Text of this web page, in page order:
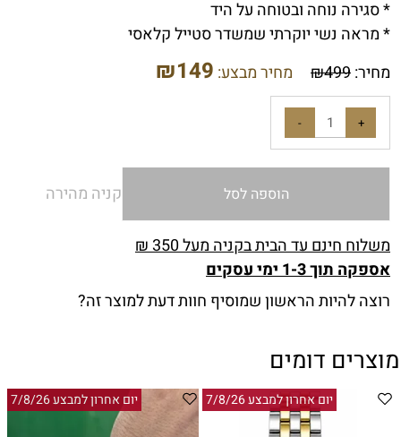
* סגירה נוחה ובטוחה על היד
* מראה נשי יוקרתי שמשדר סטייל קלאסי
מחיר:
₪499 מחיר מבצע: ₪149
הוספה לסל קניה מהירה
משלוח חינם עד הבית בקניה מעל 350 ₪
אספקה תוך 1-3 ימי עסקים
רוצה להיות הראשון שמוסיף חוות דעת למוצר זה?
מוצרים דומים
יום אחרון למבצע 7/8/26 יום אחרון למבצע 7/8/26